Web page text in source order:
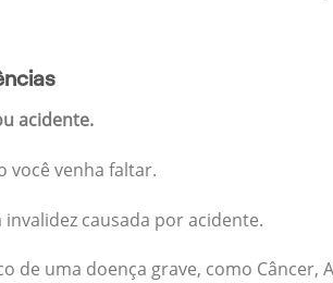
acidente.
você venha faltar.
causada por acidente.
de uma doença grave, como Câncer,